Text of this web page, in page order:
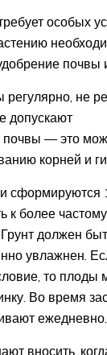
особых
почвы
не
допускают
почвы — это
корней и
сформируются
к более
должен
увлажнен.
то плоды
Во время
ежедневно.
вносить,